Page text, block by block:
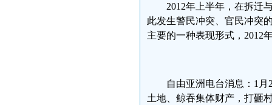
2012年上半年，在拆迁
此发生警民冲突、官民冲突
主要的一种表现形式，2012
自由亚洲电台消息：1
土地、鲸吞集体财产，打砸